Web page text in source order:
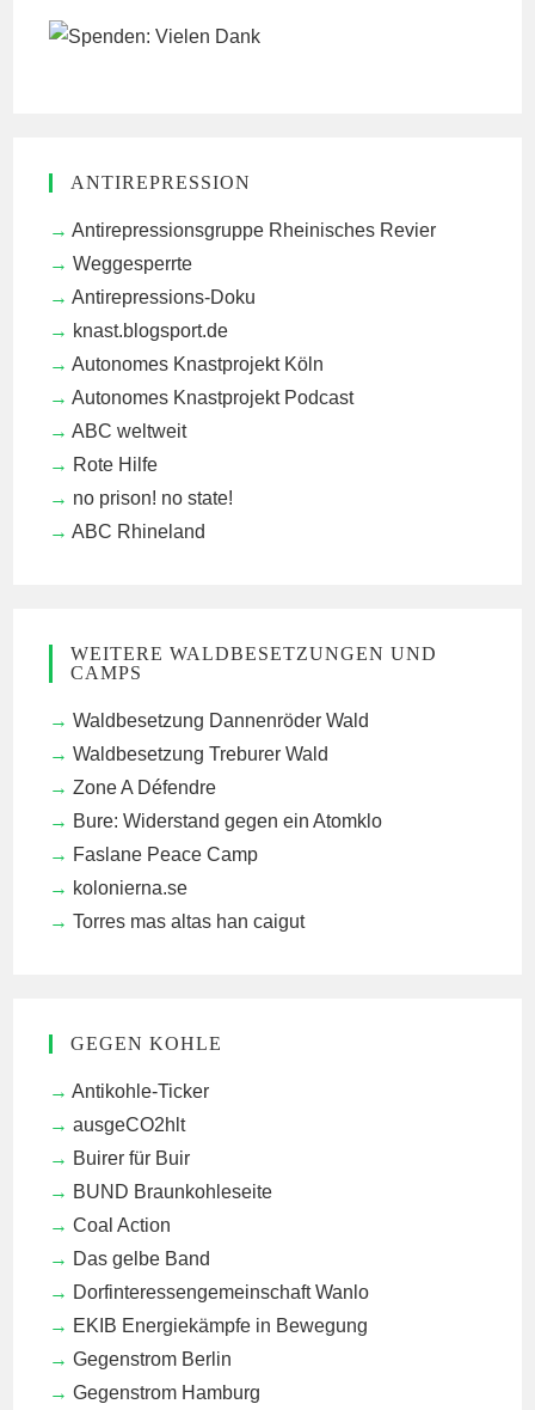
ANTIREPRESSION
Antirepressionsgruppe Rheinisches Revier
Weggesperrte
Antirepressions-Doku
knast.blogsport.de
Autonomes Knastprojekt Köln
Autonomes Knastprojekt Podcast
ABC weltweit
Rote Hilfe
no prison! no state!
ABC Rhineland
WEITERE WALDBESETZUNGEN UND
CAMPS
Waldbesetzung Dannenröder Wald
Waldbesetzung Treburer Wald
Zone A Défendre
Bure: Widerstand gegen ein Atomklo
Faslane Peace Camp
kolonierna.se
Torres mas altas han caigut
GEGEN KOHLE
Antikohle-Ticker
ausgeCO2hlt
Buirer für Buir
BUND Braunkohleseite
Coal Action
Das gelbe Band
Dorfinteressengemeinschaft Wanlo
EKIB Energiekämpfe in Bewegung
Gegenstrom Berlin
Gegenstrom Hamburg